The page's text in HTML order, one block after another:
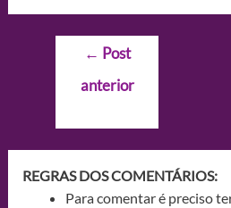
Navegação
Post
← Post
anterior
REGRAS DOS COMENTÁRIOS:
Para comentar é preciso